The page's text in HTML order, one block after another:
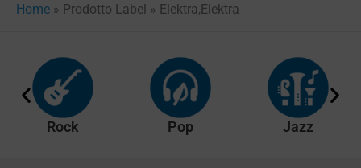
Home » Prodotto Label » Elektra,Elektra
Rock Pop Jazz